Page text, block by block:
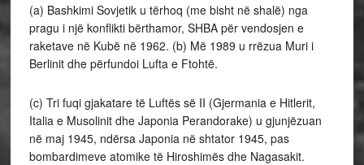
(a) Bashkimi Sovjetik u tërhoq (me bisht në shalë) nga
pragu i një konflikti bërthamor, SHBA për vendosjen e
raketave në Kubë në 1962. (b) Më 1989 u rrëzua Muri i
Berlinit dhe përfundoi Lufta e Ftohtë.
(c) Tri fuqi gjakatare të Luftës së II (Gjermania e Hitlerit,
Italia e Musolinit dhe Japonia Perandorake) u gjunjëzuan
në maj 1945, ndërsa Japonia në shtator 1945, pas
bombardimeve atomike të Hiroshimës dhe Nagasakit.